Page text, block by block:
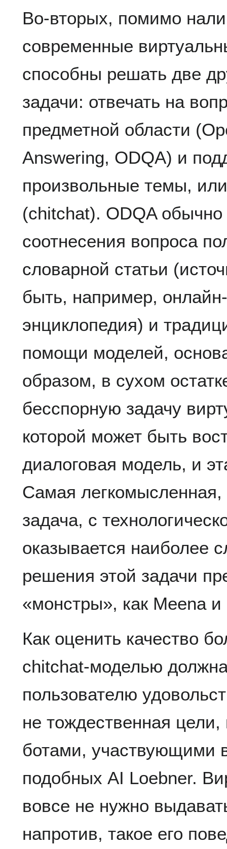
Во-вторых, помимо
современные
способны решать две
задачи: отвечать на
предметной области
Answering, ODQA) и
произвольные темы,
(chitchat). ODQA обычно
соотнесения вопроса
словарной статьи
быть, например,
энциклопедия) и
помощи моделей,
образом, в сухом
бесспорную задачу
которой может быть
диалоговая модель, и
Самая легкомысленная,
задача, с
оказывается наиболее
решения этой задачи
«монстры», как Meena
Как оценить качество
chitchat-моделью
пользователю
не тождественная цели,
ботами, участвующими
подобных AI Loebner.
вовсе не нужно
напротив, такое его